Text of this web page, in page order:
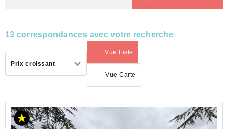
13 correspondances avec votre recherche
Prix croissant
Vue Liste
(activé)
Vue Carte
ACHAT
MAISON